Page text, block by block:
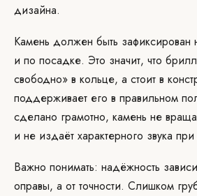
дизайна.
Камень должен быть зафиксирован
и по посадке. Это значит, что
свободно» в кольце, а стоит в
поддерживает его в правильном
сделано грамотно, камень не
и не издаёт характерного звука
Важно понимать: надёжность
оправы, а от точности. Слишком